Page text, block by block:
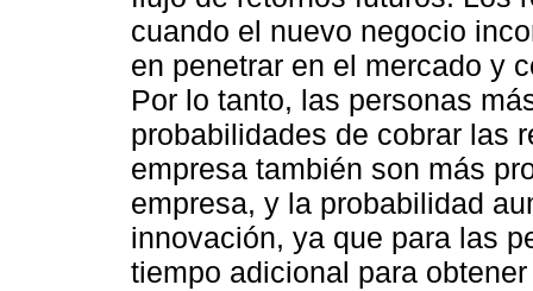
cuando el nuevo negocio
en penetrar en el mercado y
Por lo tanto, las personas
probabilidades de cobrar las
empresa también son más
empresa, y la probabilidad
innovación, ya que para las
tiempo adicional para